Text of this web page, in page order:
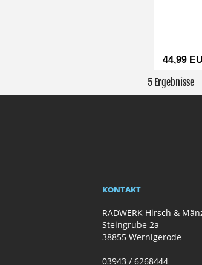
44,99
5 Ergebnisse
KONTAKT
RADWERK Hirsch &
Steingrube 2a
38855 Wernigerode
03943 / 6268444